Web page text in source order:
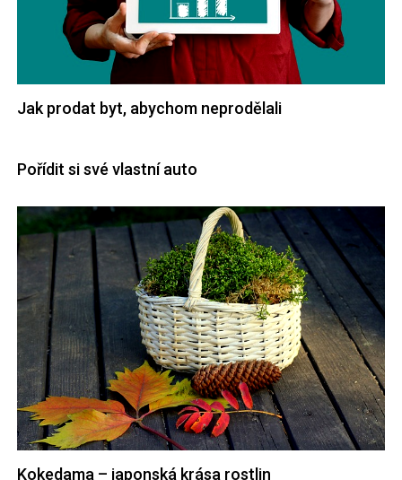
Jak prodat byt, abychom neprodělali
Pořídit si své vlastní auto
Kokedama – japonská krása rostlin